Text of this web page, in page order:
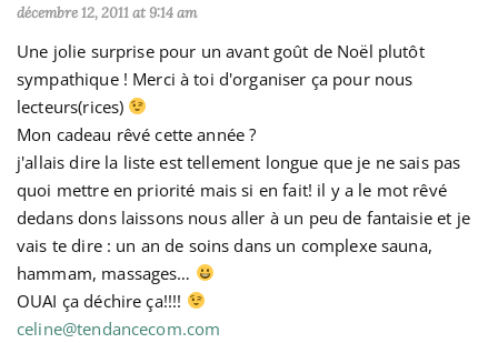
décembre 12, 2011 at 9:14 am
Une jolie surprise pour un avant goût de Noël plutôt
sympathique ! Merci à toi d'organiser ça pour nous
lecteurs(rices)
Mon cadeau rêvé cette année ?
j'allais dire la liste est tellement longue que je ne sais pas
quoi mettre en priorité mais si en fait! il y a le mot rêvé
dedans dons laissons nous aller à un peu de fantaisie et je
vais te dire : un an de soins dans un complexe sauna,
hammam, massages…
OUAI ça déchire ça!!!!
celine@tendancecom.com